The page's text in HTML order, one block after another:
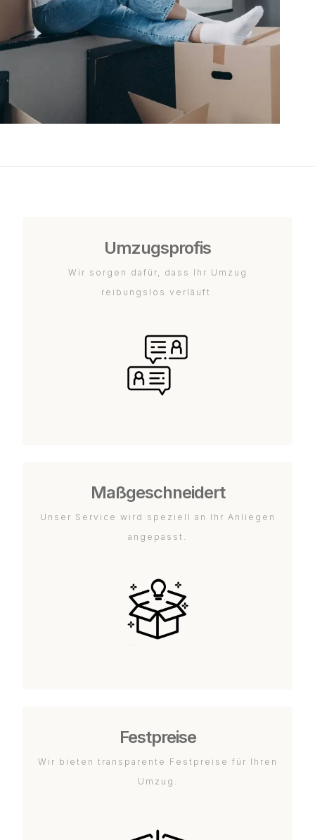
Umzugsprofis
Wir sorgen dafür, dass Ihr Umzug
reibungslos verläuft.
Maßgeschneidert
Unser Service wird speziell an Ihr Anliegen
angepasst.
Festpreise
Wir bieten transparente Festpreise für Ihren
Umzug.